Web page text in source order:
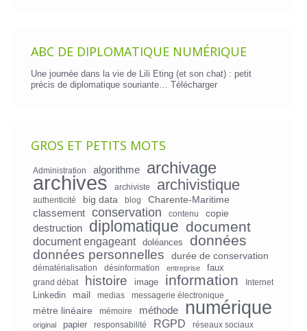
ABC DE DIPLOMATIQUE NUMÉRIQUE
Une journée dans la vie de Lili Eting (et son chat) : petit
précis de diplomatique souriante… Télécharger
GROS ET PETITS MOTS
Administration algorithme archivage
archives archiviste archivistique
authenticité big data blog
Charente-Maritime
classement
conservation contenu
copie
destruction
diplomatique document
document engageant doléances données
données personnelles durée de conservation
dématérialisation désinformation entreprise faux
grand débat histoire image information Internet
Linkedin mail medias messagerie électronique
mètre linéaire mémoire méthode numérique
original papier responsabilité RGPD réseaux sociaux